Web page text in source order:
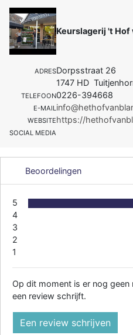
Keurslagerij 't Hof
ADRESDorpsstraat 26
1747 HD
TELEFOON0226-394668
E-MAIL
WEBSITEhttps://
SOCIAL MEDIA
Beoordelingen
5
4
3
2
1
Op dit moment is er nog geen
een review schrijft.
Een review schrijven